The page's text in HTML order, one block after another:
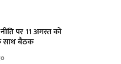
पर 11 अगस्त को
साथ बैठक